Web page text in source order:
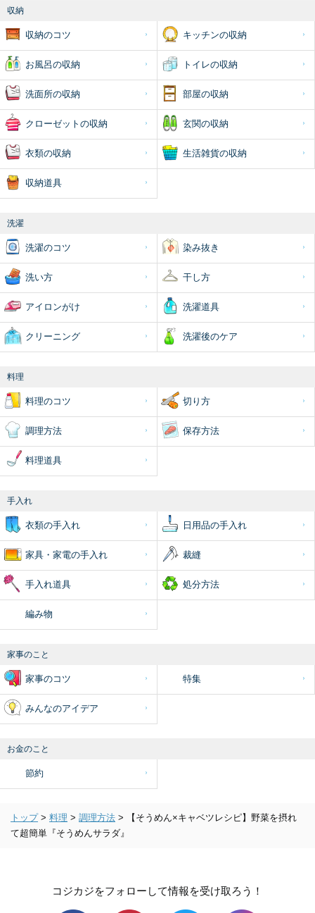
収納
収納のコツ キッチンの収納
お風呂の収納 トイレの収納
洗面所の収納 部屋の収納
クローゼットの収納 玄関の収納
衣類の収納 生活雑貨の収納
収納道具
洗濯
洗濯のコツ 染み抜き
洗い方 干し方
アイロンがけ 洗濯道具
クリーニング 洗濯後のケア
料理
料理のコツ 切り方
調理方法 保存方法
料理道具
手入れ
衣類の手入れ 日用品の手入れ
家具・家電の手入れ 裁縫
手入れ道具 処分方法
編み物
家事のこと
家事のコツ 特集
みんなのアイデア
お金のこと
節約
トップ > 料理 > 調理方法 >
【そうめん×キャベツレシピ】野菜を摂れ
て超簡単『そうめんサラダ』
コジカジをフォローして情報を受け取ろう！